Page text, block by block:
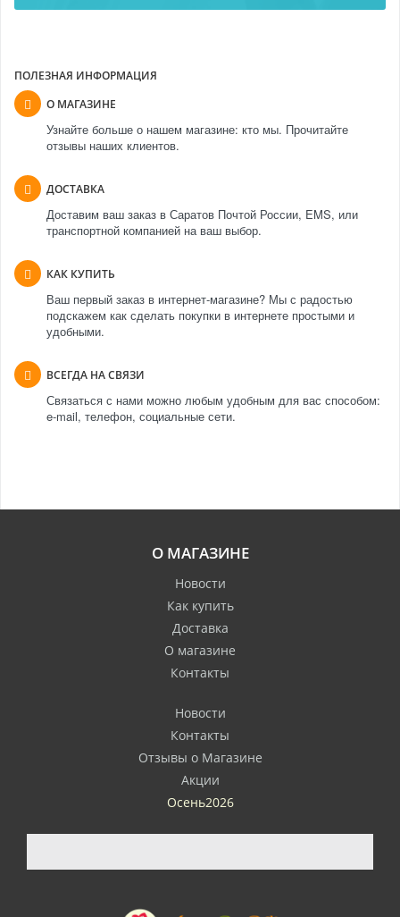
ПОЛЕЗНАЯ ИНФОРМАЦИЯ
О МАГАЗИНЕ
Узнайте больше о нашем магазине: кто мы. Прочитайте
отзывы наших клиентов.
ДОСТАВКА
Доставим ваш заказ в Саратов Почтой России, EMS, или
транспортной компанией на ваш выбор.
КАК КУПИТЬ
Ваш первый заказ в интернет-магазине? Мы с радостью
подскажем как сделать покупки в интернете простыми и
удобными.
ВСЕГДА НА СВЯЗИ
Связаться с нами можно любым удобным для вас способом:
e-mail, телефон, социальные сети.
О МАГАЗИНЕ
Новости
Как купить
Доставка
О магазине
Контакты
Новости
Контакты
Отзывы о Магазине
Акции
Осень2026